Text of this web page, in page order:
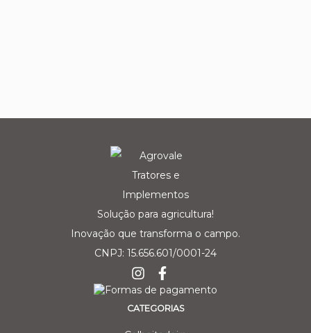
Solução para agricultura!
Inovação que transforma o campo.
CNPJ: 15.656.601/0001-24
CATEGORIAS